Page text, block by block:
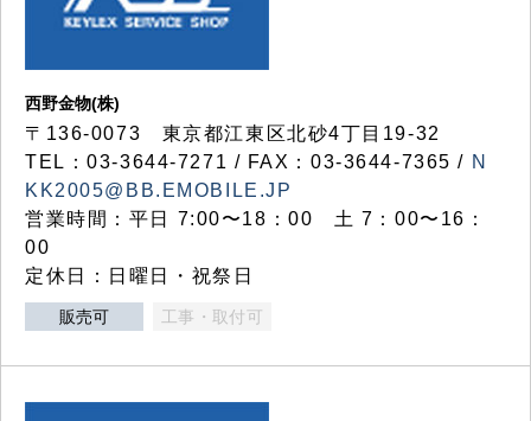
西野金物(株)
〒136-0073 東京都江東区北砂4丁目19-32
TEL：03‐3644‐7271 / FAX：03-3644-7365 / N
KK2005@BB.EMOBILE.JP
営業時間：平日 7:00〜18：00 土 7：00〜16：
00
定休日：日曜日・祝祭日
販売可 工事・取付可